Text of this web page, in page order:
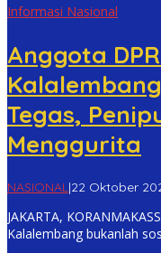
Informasi Nasional
Anggota
Tegas,
Menggurita
NASIONAL |22 Oktober
JAKARTA,
Kalalembang bukanlah